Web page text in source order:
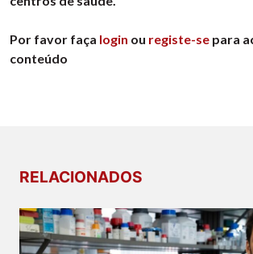
Por favor faça login ou registe-se para
conteúdo
RELACIONADOS